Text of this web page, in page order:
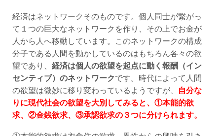
て１つの巨大なネットワークを作り、その上でお金が
人から人へ移動しています。このネットワークの構成
分子である人間を動かしているのはもちろん各々の欲
望であり、経済は個人の欲望を起点に動く報酬（イン
センティブ）のネットワークです。時代によって人間
の欲望は微妙に移り変わっているようですが、 自分な
りに現代社会の欲望を大別してみると、①本能的欲
求、②金銭欲求、③承認欲求の３つに分けられます。